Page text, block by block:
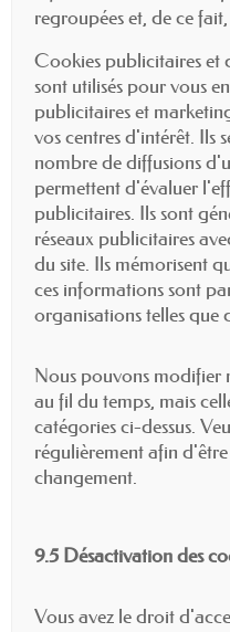
regroupées et, de ce
Cookies publicitaires et
sont utilisés pour vous
publicitaires et
vos centres d'intérêt. Ils
nombre de diffusions
permettent d'évaluer
publicitaires. Ils sont
réseaux publicitaires
du site. Ils mémorisent
ces informations sont
organisations telles que
Nous pouvons modifier
au fil du temps, mais
catégories ci-dessus.
régulièrement afin
changement.
9.5 Désactivation des
Vous avez le droit